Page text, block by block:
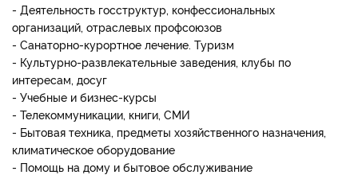
- Деятельность госструктур, конфессиональных
организаций, отраслевых профсоюзов
- Санаторно-курортное лечение. Туризм
- Культурно-развлекательные заведения, клубы по
интересам, досуг
- Учебные и бизнес-курсы
- Телекоммуникации, книги, СМИ
- Бытовая техника, предметы хозяйственного назначения,
климатическое оборудование
- Помощь на дому и бытовое обслуживание